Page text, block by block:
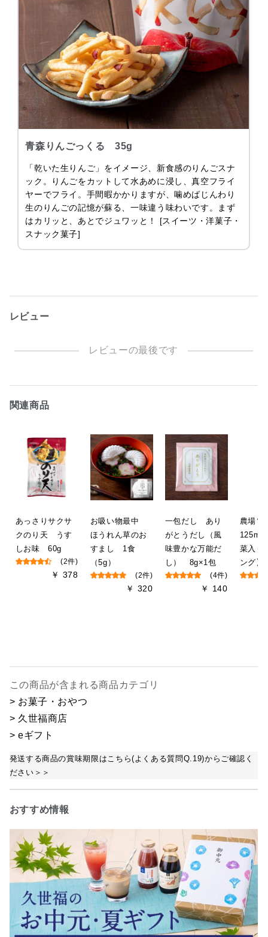
青森りんごっくる 35g
「乾いた生りんご」をイメージ、新食感のりんごスナ
ック。りんごをカットして水あめに浸し、真空フライ
ヤーでフライ。手間暇かかりますが、噛めばじんわり
生のりんごの記憶が蘇る、一味違う味わいです。まず
はカリッと、あとでジュワッと！ [スイーツ・洋菓子・
スナック菓子]
レビュー
レビューの最後です
関連商品
あっさりサクサ
クのり天 うす
しお味 60g
(2件)
￥ 378
お吸い物最中
ほうれん草のお
すまし 1食
（5g）
(2件)
￥ 320
一包だし あり
がとうだし（風
味豊かな万能だ
し） 8g×1包
(4件)
￥ 140
農場
125ml
菜入り
ング】
この商品が含まれる商品カテゴリ
> お菓子・おやつ
> 久世福商店
> eギフト
発送する商品の賞味期限はこちら(よくある質問Q.19)からご確認く
ださい＞＞
おすすめ情報